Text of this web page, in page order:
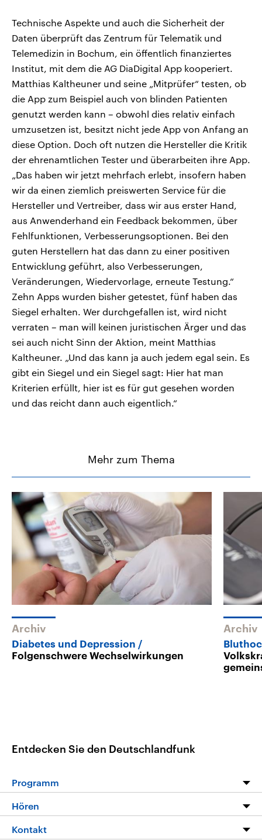
Technische Aspekte und auch die Sicherheit der
Daten überprüft das Zentrum für Telematik und
Telemedizin in Bochum, ein öffentlich finanziertes
Institut, mit dem die AG DiaDigital App kooperiert.
Matthias Kaltheuner und seine „Mitprüfer“ testen, ob
die App zum Beispiel auch von blinden Patienten
genutzt werden kann – obwohl dies relativ einfach
umzusetzen ist, besitzt nicht jede App von Anfang an
diese Option. Doch oft nutzen die Hersteller die Kritik
der ehrenamtlichen Tester und überarbeiten ihre App.
„Das haben wir jetzt mehrfach erlebt, insofern haben
wir da einen ziemlich preiswerten Service für die
Hersteller und Vertreiber, dass wir aus erster Hand,
aus Anwenderhand ein Feedback bekommen, über
Fehlfunktionen, Verbesserungsoptionen. Bei den
guten Herstellern hat das dann zu einer positiven
Entwicklung geführt, also Verbesserungen,
Veränderungen, Wiedervorlage, erneute Testung.“
Zehn Apps wurden bisher getestet, fünf haben das
Siegel erhalten. Wer durchgefallen ist, wird nicht
verraten – man will keinen juristischen Ärger und das
sei auch nicht Sinn der Aktion, meint Matthias
Kaltheuner. „Und das kann ja auch jedem egal sein. Es
gibt ein Siegel und ein Siegel sagt: Hier hat man
Kriterien erfüllt, hier ist es für gut gesehen worden
und das reicht dann auch eigentlich.“
Mehr zum Thema
Archiv
Diabetes und Depression
Folgenschwere Wechselwirkungen
Archiv
Entdecken Sie den Deutschlandfunk
Programm
Programm
Hören
Livestream
Kontakt